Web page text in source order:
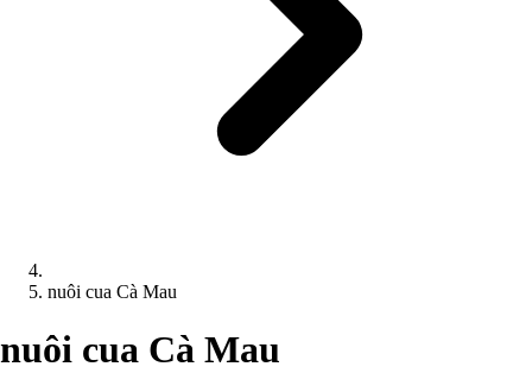
nuôi cua Cà Mau
nuôi cua Cà Mau